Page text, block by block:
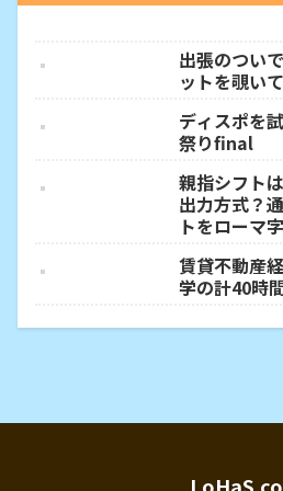
出張のつい
ットを覗い
ディスポを
祭りfinal
親指シフト
出力方式？
トをローマ
賃貸不動産
学の計40時